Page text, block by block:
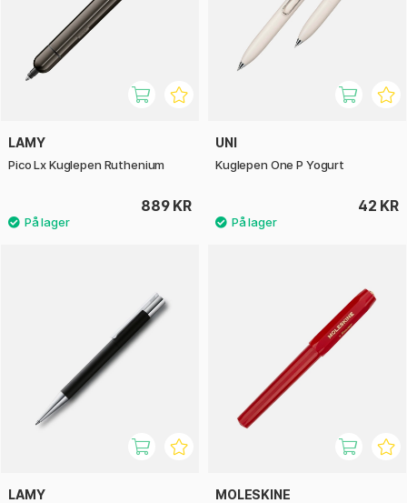
LAMY
Pico Lx Kuglepen Ruthenium
889 KR
UNI
Kuglepen One P Yogurt
42 KR
LAMY MOLESKINE